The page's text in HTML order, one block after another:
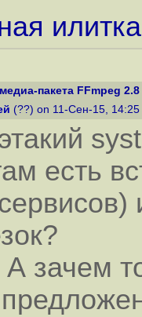
пакета FFmpeg
(??) on 11-Сен-15, 14:25
есть
А зачем